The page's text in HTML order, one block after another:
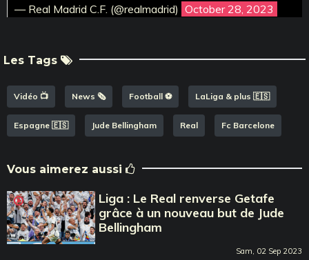
— Real Madrid C.F. (@realmadrid) October 28, 2023
Les Tags
Vidéo 📺 News 🗞️ Football ⚽️ LaLiga & plus 🇪🇸
Espagne 🇪🇸 Jude Bellingham Real Fc Barcelone
Vous aimerez aussi
Liga : Le Real renverse Getafe
grâce à un nouveau but de Jude
Bellingham
Sam, 02 Sep 2023